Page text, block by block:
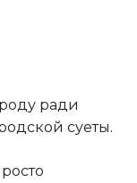
ради
суеты.